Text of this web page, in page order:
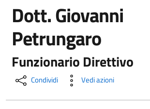
Dott. Giovanni
Petrungaro
Funzionario Direttivo
Condividi Vedi azioni